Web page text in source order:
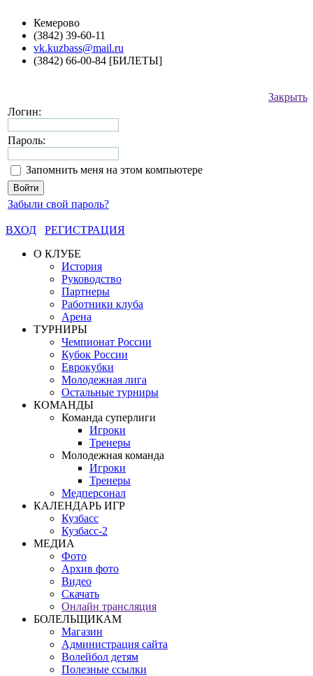
Кемерово
(3842) 39-60-11
vk.kuzbass@mail.ru
(3842) 66-00-84 [БИЛЕТЫ]
Закрыть
Логин:
Пароль:
Запомнить меня на этом компьютере
Забыли свой пароль?
ВХОД
РЕГИСТРАЦИЯ
О КЛУБЕ
История
Руководство
Партнеры
Работники клуба
Арена
ТУРНИРЫ
Чемпионат России
Кубок России
Еврокубки
Молодежная лига
Остальные турниры
КОМАНДЫ
Команда суперлиги
Игроки
Тренеры
Молодежная команда
Игроки
Тренеры
Медперсонал
КАЛЕНДАРЬ ИГР
Кузбасс
Кузбасс-2
МЕДИА
Фото
Архив фото
Видео
Скачать
Онлайн трансляция
БОЛЕЛЬЩИКАМ
Магазин
Администрация сайта
Волейбол детям
Полезные ссылки